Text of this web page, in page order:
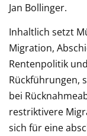
Jan Bollinger.
Inhaltlich setzt
Migration,
Rentenpolitik
Rückführungen,
bei
restriktivere
sich für eine